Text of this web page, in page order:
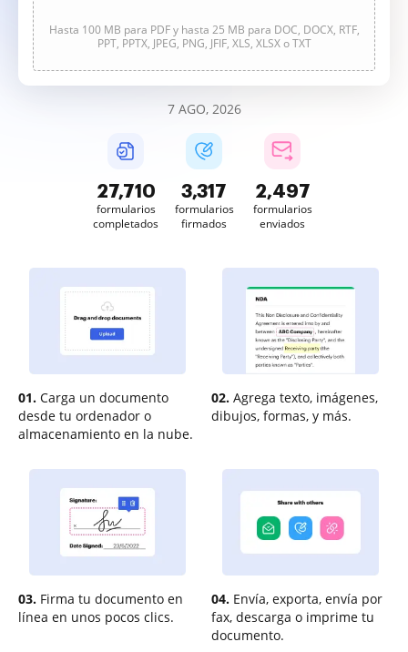
Hasta 100 MB para PDF y hasta 25 MB para DOC, DOCX, RTF,
PPT, PPTX, JPEG, PNG, JFIF, XLS, XLSX o TXT
7 AGO, 2026
27,711
formularios
completados
3,317
formularios
firmados
2,497
formularios
enviados
01. Carga un documento
desde tu ordenador o
almacenamiento en la nube.
02. Agrega texto, imágenes,
dibujos, formas, y más.
03. Firma tu documento en
línea en unos pocos clics.
04. Envía, exporta, envía por
fax, descarga o imprime tu
documento.